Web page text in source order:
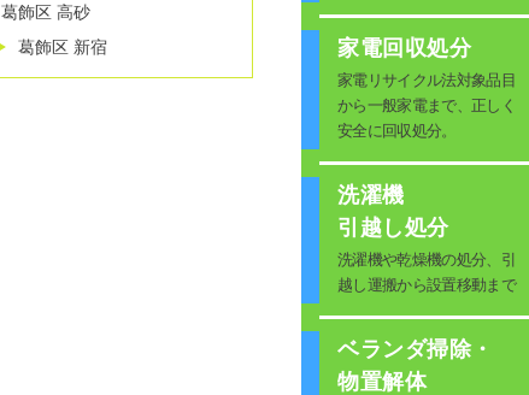
葛飾区 高砂
葛飾区 新宿 家電回収処分
家電リサイクル法対象品目
から一般家電まで、正しく
安全に回収処分。
洗濯機
引越し処分
洗濯機や乾燥機の処分、引
越し運搬から設置移動まで
ベランダ掃除・
物置解体